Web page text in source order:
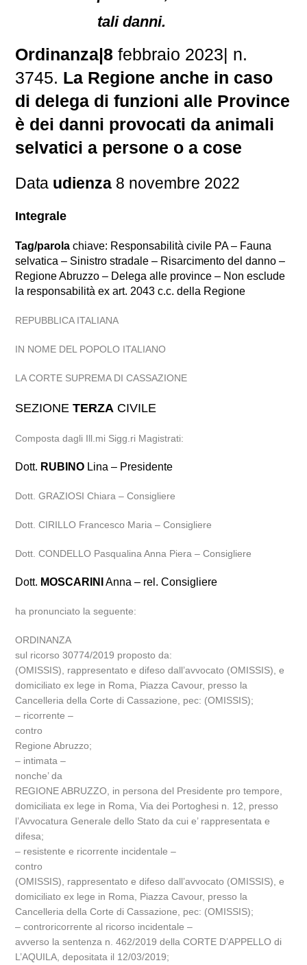
tali danni.
Ordinanza|8 febbraio 2023| n.
3745. La Regione anche in caso
di delega di funzioni alle Province
è dei danni provocati da animali
selvatici a persone o a cose
Data udienza 8 novembre 2022
Integrale
Tag/parola chiave: Responsabilità civile PA – Fauna
selvatica – Sinistro stradale – Risarcimento del danno –
Regione Abruzzo – Delega alle province – Non esclude
la responsabilità ex art. 2043 c.c. della Regione
REPUBBLICA ITALIANA
IN NOME DEL POPOLO ITALIANO
LA CORTE SUPREMA DI CASSAZIONE
SEZIONETERZA CIVILE
Composta dagli Ill.mi Sigg.ri Magistrati:
Dott. RUBINO Lina – Presidente
Dott. GRAZIOSI Chiara – Consigliere
Dott. CIRILLO Francesco Maria – Consigliere
Dott. CONDELLO Pasqualina Anna Piera – Consigliere
Dott. MOSCARINI Anna – rel. Consigliere
ha pronunciato la seguente:
ORDINANZA
sul ricorso 30774/2019 proposto da:
(OMISSIS), rappresentato e difeso dall’avvocato (OMISSIS), e
domiciliato ex lege in Roma, Piazza Cavour, presso la
Cancelleria della Corte di Cassazione, pec: (OMISSIS);
– ricorrente –
contro
Regione Abruzzo;
– intimata –
nonche’ da
REGIONE ABRUZZO, in persona del Presidente pro tempore,
domiciliata ex lege in Roma, Via dei Portoghesi n. 12, presso
l’Avvocatura Generale dello Stato da cui e’ rappresentata e
difesa;
– resistente e ricorrente incidentale –
contro
(OMISSIS), rappresentato e difeso dall’avvocato (OMISSIS), e
domiciliato ex lege in Roma, Piazza Cavour, presso la
Cancelleria della Corte di Cassazione, pec: (OMISSIS);
– controricorrente al ricorso incidentale –
avverso la sentenza n. 462/2019 della CORTE D’APPELLO di
L’AQUILA, depositata il 12/03/2019;